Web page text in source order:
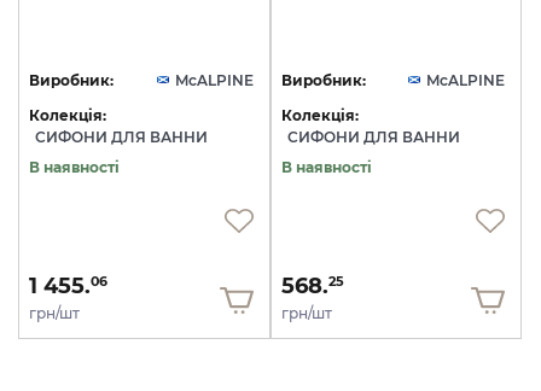
Виробник:
McALPINE
Колекція:
СИФОНИ ДЛЯ ВАННИ
В наявності
1 455.06
грн/шт
Виробник:
McALPINE
Колекція:
СИФОНИ ДЛЯ ВАННИ
В наявності
568.25
грн/шт